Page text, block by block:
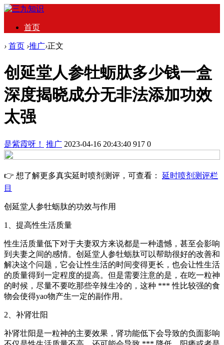
首页
› 首页 ›推广›正文
创延堂人参牡蛎肽多少钱一盒
深度揭晓成分无非法添加功效
太强
是紫霞呀！ 推广 2023-04-16 20:43:40 917 0
👉 想了解更多真实延时喷剂测评，可查看： 延时喷剂测评栏
目
创延堂人参牡蛎肽的功效与作用
1、提高性生活质量
性生活质量低下对于夫妻双方来说都是一种遗憾，甚至会影响
到夫妻之间的感情。创延堂人参牡蛎肽可以帮助很好的改善和
解决这个问题，它会让性生活的时间变得更长，也会让性生活
的质量得到一定程度的提高。但是需要注意的是，在吃一粒神
的时候，尽量不要吃那些辛辣生冷的，这种 *** 性比较强的食
物会使得yao物产生一定的副作用。
2、补肾壮阳
补肾壮阳是一粒神的主要效果，肾功能低下会导致的负面影响